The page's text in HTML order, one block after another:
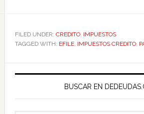
FILED UNDER: CREDITO, IMPUESTOS
TAGGED WITH: EFILE, IMPUESTOS CREDITO,
Primary
BUSCAR EN